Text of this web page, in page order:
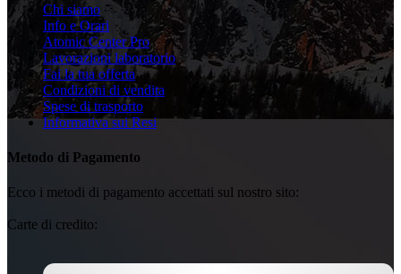
Chi siamo
Info e Orari
Atomic Center Pro
Lavorazioni laboratorio
Fai la tua offerta
Condizioni di vendita
Spese di trasporto
Informativa sui Resi
Metodo di Pagamento
Ecco i metodi di pagamento accettati sul nostro sito:
Carte di credito: